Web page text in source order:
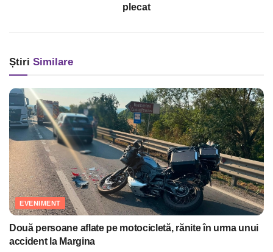
plecat
Știri Similare
EVENIMENT
Două persoane aflate pe motocicletă, rănite în urma unui
accident la Margina